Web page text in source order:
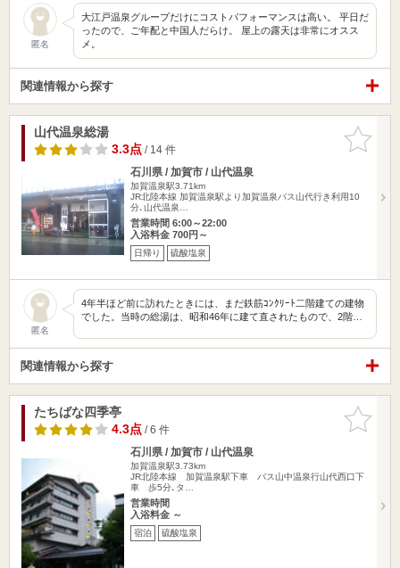
匿名
大江戸温泉グループだけにコストパフォーマンスは高い。 平日だ
ったので、ご年配と中国人だらけ。 屋上の露天は非常にオスス
メ。
関連情報から探す
お気に入
りに追加
山代温泉総湯
3.3点/ 14 件
石川県 / 加賀市 / 山代温泉
加賀温泉駅3.71km
JR北陸本線 加賀温泉駅より加賀温泉バス山代行き利用10
分､山代温泉…
営業時間 6:00～22:00
入浴料金 700円～
日帰り 硫酸塩泉
匿名
4年半ほど前に訪れたときには、まだ鉄筋ｺﾝｸﾘｰﾄ二階建ての建物
でした。当時の総湯は、昭和46年に建て直されたもので、2階…
関連情報から探す
お気に入
りに追加
たちばな四季亭
4.3点/ 6 件
石川県 / 加賀市 / 山代温泉
加賀温泉駅3.73km
JR北陸本線 加賀温泉駅下車 バス山中温泉行山代西口下
車 歩5分､タ…
営業時間
入浴料金 ～
宿泊 硫酸塩泉